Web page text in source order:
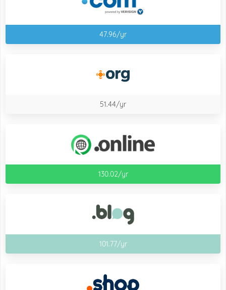
47.96/yr
51.44/yr
130.02/yr
101.77/yr